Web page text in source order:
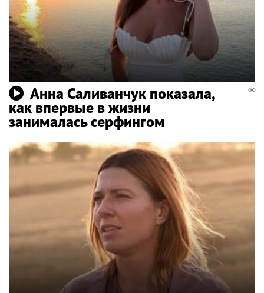
Анна Саливанчук показала,
как впервые в жизни
занималась серфингом